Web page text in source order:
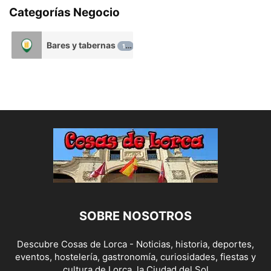
te sorprenderás. Pl. de Colón, 9,
968478146 –
https://cervecerialascolumnas.es/
Categorías Negocio
Bares y tabernas 15
SOBRE NOSOTROS
Descubre Cosas de Lorca - Noticias, historia, deportes,
eventos, hostelería, gastronomía, curiosidades, fiestas y